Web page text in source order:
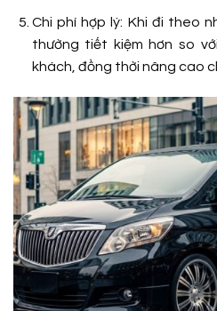
Chi phí hợp lý: Khi đi theo
thường tiết kiệm hơn so
khách, đồng thời nâng cao